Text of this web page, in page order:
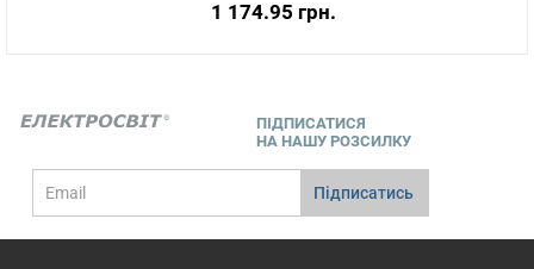
1 174.95 грн.
ПІДПИСАТИСЯ
НА НАШУ РОЗСИЛКУ
mail
Підписатись